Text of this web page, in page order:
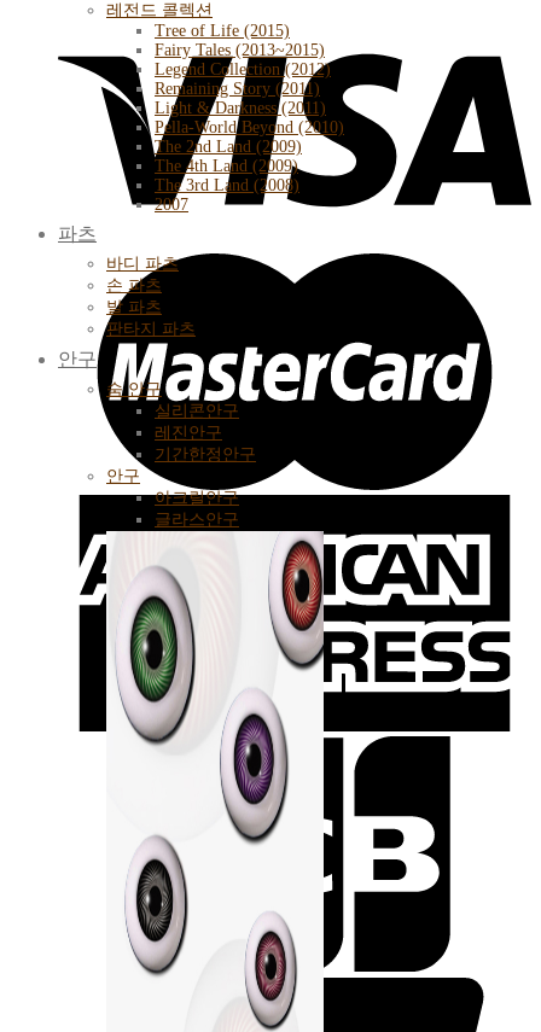
레전드 콜렉션
Tree of Life (2015)
Fairy Tales (2013~2015)
Legend Collection (2012)
Remaining Story (2011)
Light & Darkness (2011)
Pella-World Beyond (2010)
The 2nd Land (2009)
The 4th Land (2009)
The 3rd Land (2008)
2007
파츠
바디 파츠
손 파츠
발 파츠
판타지 파츠
안구
숨 안구
실리콘안구
레진안구
기간한정안구
안구
아크릴안구
글라스안구